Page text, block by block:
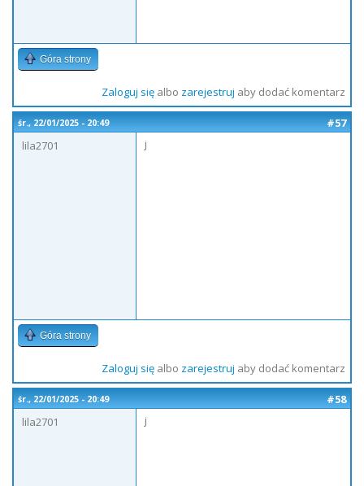
Góra strony
Zaloguj sięalbo zarejestruj aby dodać komentarz
śr., 22/01/2025 - 20:49
#57
lila2701
j
Góra strony
Zaloguj sięalbo zarejestruj aby dodać komentarz
śr., 22/01/2025 - 20:49
#58
lila2701
j